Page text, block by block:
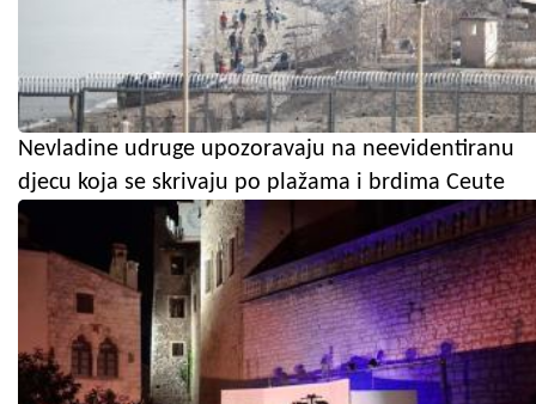
Nevladine udruge upozoravaju na neevidentiranu
djecu koja se skrivaju po plažama i brdima Ceute